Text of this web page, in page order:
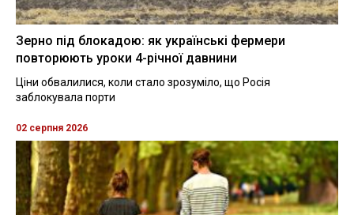
Зерно під блокадою: як українські фермери
повторюють уроки 4-річної давнини
Ціни обвалилися, коли стало зрозуміло, що Росія
заблокувала порти
02 серпня 2026